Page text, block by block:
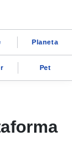
Planeta
Pet